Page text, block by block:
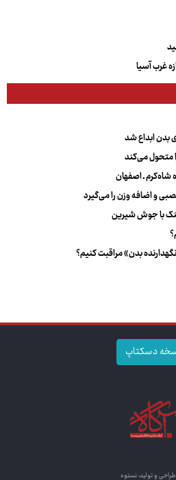
غرب آسیا
ابداع شد
متحول می‌کند
شاه‌کرم ـ اصفهان
با جوش شیرین
بدن» مراقبت کنیم؟
دسکتاپ
طراحی و تولید: نستوه